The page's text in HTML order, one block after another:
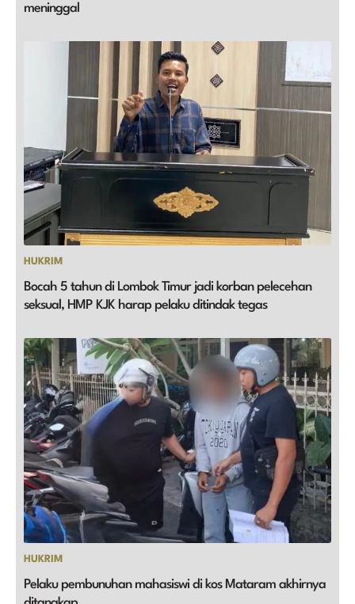
meninggal
HUKRIM
Bocah 5 tahun di Lombok Timur jadi korban pelecehan
seksual, HMP KJK harap pelaku ditindak tegas
HUKRIM
Pelaku pembunuhan mahasiswi di kos Mataram akhirnya